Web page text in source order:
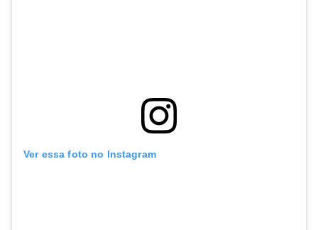
Ver essa foto no Instagram